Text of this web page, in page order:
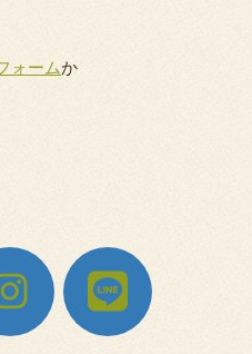
ォームか
LINE
お
友
だ
ち